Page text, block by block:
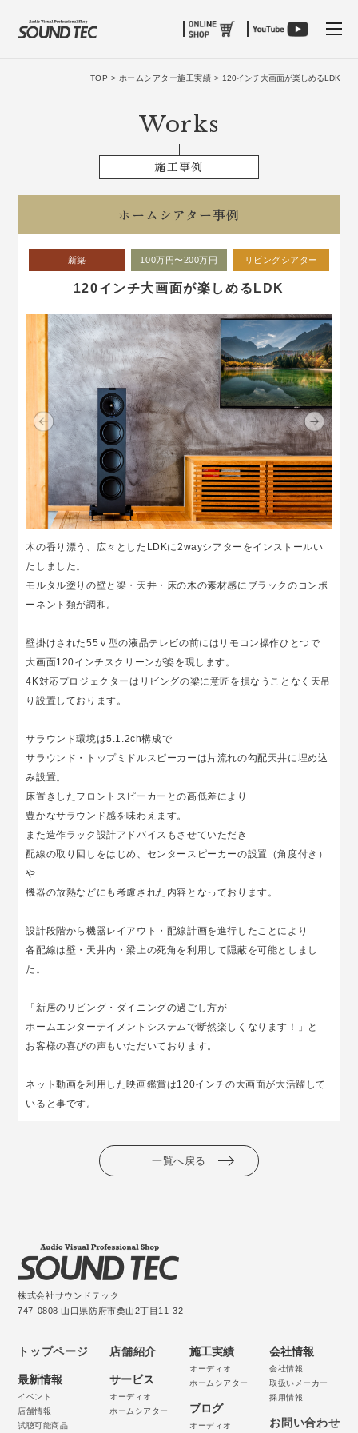
TOP > ホームシアター施工実績 > 120インチ大画面が楽しめるLDK
Works
施工事例
ホームシアター事例
新築 100万円〜200万円 リビングシアター
120インチ大画面が楽しめるLDK
木の香り漂う、広々としたLDKに2wayシアターをインストールい
たしました。
モルタル塗りの壁と梁・天井・床の木の素材感にブラックのコンポ
ーネント類が調和。
壁掛けされた55ⅴ型の液晶テレビの前にはリモコン操作ひとつで
大画面120インチスクリーンが姿を現します。
4K対応プロジェクターはリビングの梁に意匠を損なうことなく天吊
り設置しております。
サラウンド環境は5.1.2ch構成で
サラウンド・トップミドルスピーカーは片流れの勾配天井に埋め込
み設置。
床置きしたフロントスピーカーとの高低差により
豊かなサラウンド感を味わえます。
また造作ラック設計アドバイスもさせていただき
配線の取り回しをはじめ、センタースピーカーの設置（角度付き）
や
機器の放熱などにも考慮された内容となっております。
設計段階から機器レイアウト・配線計画を進行したことにより
各配線は壁・天井内・梁上の死角を利用して隠蔽を可能としまし
た。
「新居のリビング・ダイニングの過ごし方が
ホームエンターテイメントシステムで断然楽しくなります！」と
お客様の喜びの声もいただいております。
ネット動画を利用した映画鑑賞は120インチの大画面が大活躍して
いると事です。
一覧へ戻る
株式会社サウンドテック
747-0808 山口県防府市桑山2丁目11-32
トップページ
最新情報
イベント
店舗情報
試聴可能商品
店舗紹介
サービス
オーディオ
ホームシアター
施工実績
オーディオ
ホームシアター
ブログ
オーディオ
会社情報
会社情報
取扱いメーカー
採用情報
お問い合わせ